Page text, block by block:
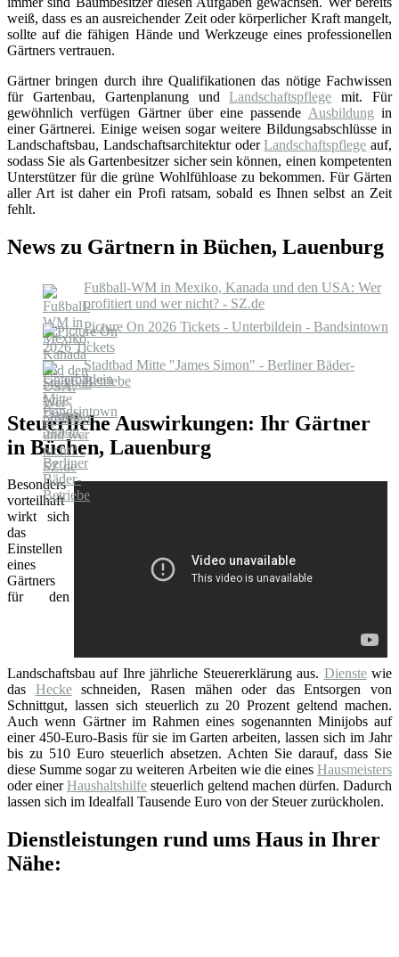
weiß, dass es an ausreichender Zeit oder körperlicher Kraft mangelt,
sollte auf die fähigen Hände und Werkzeuge eines professionellen
Gärtners vertrauen.
Gärtner bringen durch ihre Qualifikationen das nötige Fachwissen
für Gartenbau, Gartenplanung undLandschaftspflege mit. Für
gewöhnlich verfügen Gärtner über eine passende Ausbildung in
einer Gärtnerei. Einige weisen sogar weitere Bildungsabschlüsse in
Landschaftsbau, Landschaftsarchitektur oderLandschaftspflege auf,
sodass Sie als Gartenbesitzer sicher sein können, einen kompetenten
Unterstützer für die grüne Wohlfühloase zu bekommen. Für Gärten
aller Art ist daher ein Profi ratsam, sobald es Ihnen selbst an Zeit
fehlt.
News zu Gärtnern in Büchen, Lauenburg
Fußball-WM in Mexiko, Kanada und den USA: Wer
profitiert und wer nicht? - SZ.de
Picture On 2026 Tickets - Unterbildein - Bandsintown
Stadtbad Mitte "James Simon" - Berliner Bäder-
Betriebe
Steuerliche Auswirkungen: Ihr Gärtner
in Büchen, Lauenburg
Besonders
vorteilhaft
wirkt sich
das
Einstellen
eines
Gärtners
für den
Landschaftsbau auf Ihre jährliche Steuererklärung aus. Dienstewie
das Heckeschneiden, Rasen mähen oder das Entsorgen von
Schnittgut, lassen sich steuerlich zu 20 Prozent geltend machen.
Auch wenn Gärtner im Rahmen eines sogenannten Minijobs auf
einer 450-Euro-Basis für sie im Garten arbeiten, lassen sich im Jahr
bis zu 510 Euro steuerlich absetzen. Achten Sie darauf, dass Sie
diese Summe sogar zu weiteren Arbeiten wie die eines Hausmeisters
oder einerHaushaltshilfe steuerlich geltend machen dürfen. Dadurch
lassen sich im Idealfall Tausende Euro von der Steuer zurückholen.
Dienstleistungen rund ums Haus in Ihrer
Nähe: